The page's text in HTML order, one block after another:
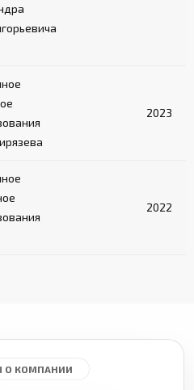
2023
2022
О КОМПАНИИ